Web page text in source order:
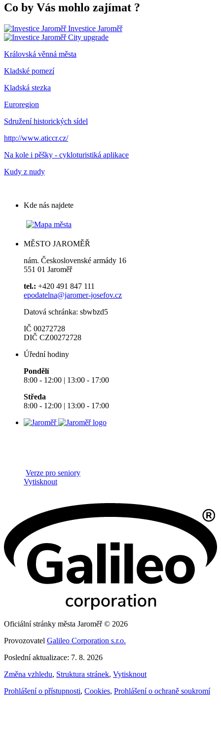
Co by Vás mohlo zajímat ?
Investice Jaroměř
City upgrade
Královská věnná města
Kladské pomezí
Kladská stezka
Euroregion
Sdružení historických sídel
http://www.aticcr.cz/
Na kole i pěšky - cykloturistiká aplikace
Kudy z nudy
Kde nás najdete
MĚSTO JAROMĚŘ
nám. Československé armády 16
551 01 Jaroměř
tel.: +420 491 847 111
epodatelna@jaromer-josefov.cz
Datová schránka: sbwbzd5
IČ 00272728
DIČ CZ00272728
Úřední hodiny
Pondělí
8:00 - 12:00 | 13:00 - 17:00
Středa
8:00 - 12:00 | 13:00 - 17:00
Verze pro seniory
Vytisknout
Oficiální stránky města Jaroměř © 2026
Provozovatel Galileo Corporation s.r.o.
Poslední aktualizace: 7. 8. 2026
Změna vzhledu, Struktura stránek, Vytisknout
Prohlášení o přístupnosti, Cookies, Prohlášení o ochraně soukromí